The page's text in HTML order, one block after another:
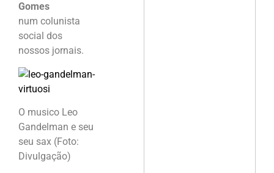
Gomes
num colunista
social dos
nossos jornais.
O musico Leo
Gandelman e seu
seu sax (Foto:
Divulgação)